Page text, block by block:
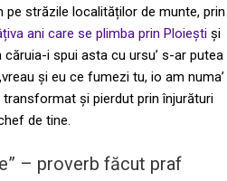
pe străzile localităților de munte, prin
ani care se plimba prin Ploiești și
i spui asta cu ursu’ s-ar putea
și eu ce fumezi tu, io am numa’
și pierdut prin înjurături
de tine.
– proverb făcut praf